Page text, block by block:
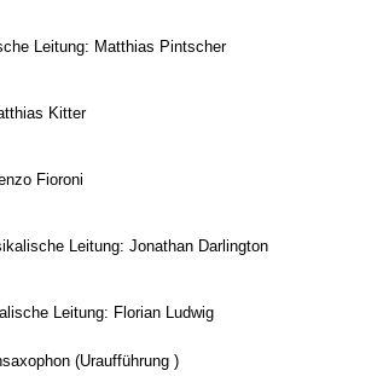
Leitung: Matthias Pintscher
Kitter
Fioroni
Leitung: Jonathan Darlington
Leitung: Florian Ludwig
(Uraufführung )